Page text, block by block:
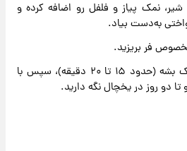
شیر، نمک پیاز و فلفل رو اضافه کرده و
به‌دست بیاد.
5. اجازه بدید پوره کاملاً خنک بشه (حدود ۱۵ تا ۲۰ دقیقه)، سپس با
تا دو روز در یخچال نگه دارید.